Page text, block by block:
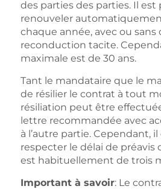
des parties des parties. Il est
renouveler
chaque année, avec ou sans
reconduction tacite.
maximale est de 30 ans.
Tant le mandataire que le
de résilier le contrat à tout
résiliation peut être
lettre recommandée avec
à l’autre partie. Cependant,
respecter le délai de préavis
est habituellement de trois
Important à savoir: Le